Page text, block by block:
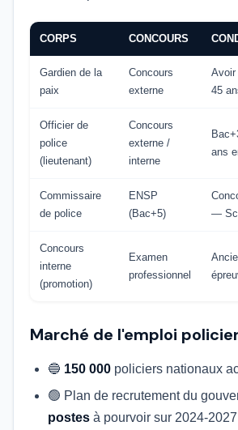
CORPS CONCOURS
Gardien de la
paix
Concours
externe
Avoir
45
Officier de
police
(lieutenant)
Concours
externe /
interne
ans
Commissaire
de police
ENSP
(Bac+5)
—
Concours
interne
(promotion)
Examen
professionnel
Marché de l'emploi
🔵 150 000 policiers nationaux
🟢 Plan de recrutement du
postes à pourvoir sur 2024-2027